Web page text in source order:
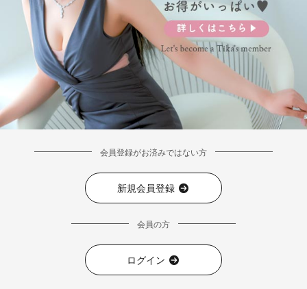
会員登録がお済みではない方
新規会員登録
会員の方
ログイン